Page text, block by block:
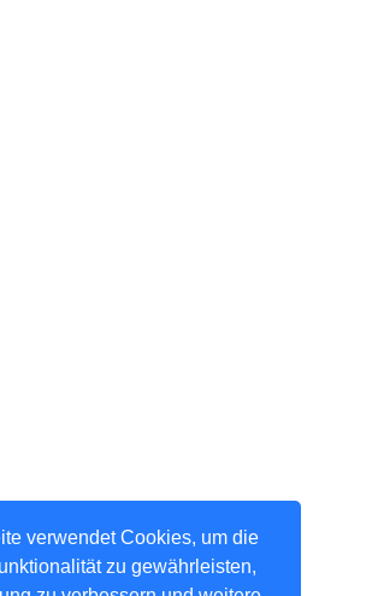
verwendet Cookies, um die
zu gewährleisten,